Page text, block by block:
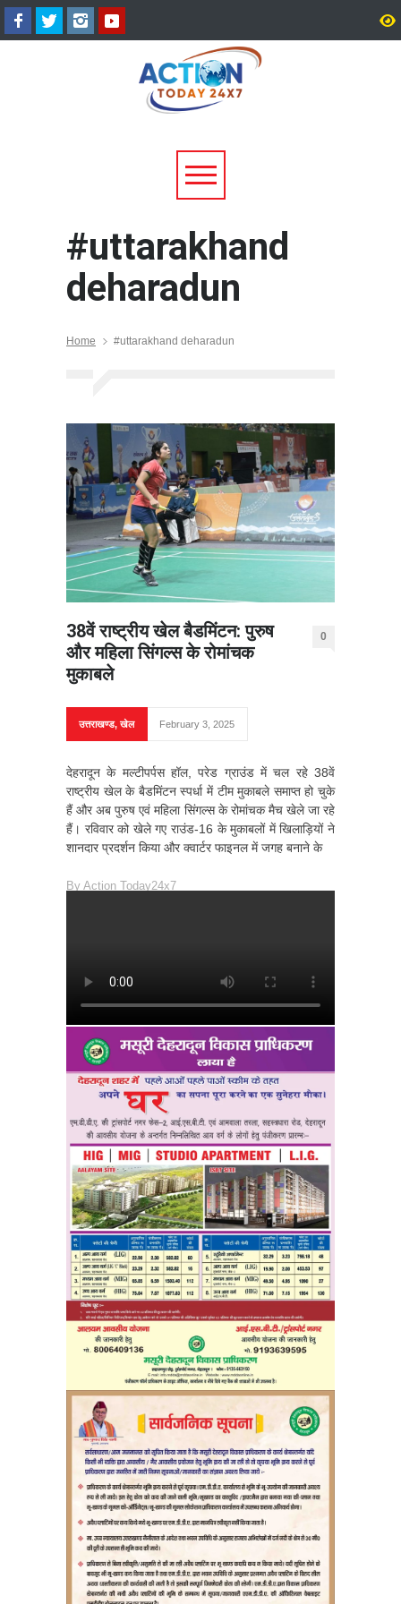
धराली आपदा की पहली बरसी: कल्प
केदार मंदिर के पुनर्निर्माण की तैयारी
शुरू, प्रभावितों के पुनर्वास को मिलेगी
#uttarakhand
deharadun
Home #uttarakhand deharadun
38वें राष्ट्रीय खेल बैडमिंटन: पुरुष
और महिला सिंगल्स के रोमांचक
मुकाबले
0
उत्तराखण्ड,खेल February 3, 2025
देहरादून के मल्टीपर्पस हॉल, परेड ग्राउंड में चल रहे 38वें
राष्ट्रीय खेल के बैडमिंटन स्पर्धा में टीम मुकाबले समाप्त हो चुके
हैं और अब पुरुष एवं महिला सिंगल्स के रोमांचक मैच खेले जा रहे
हैं। रविवार को खेले गए राउंड-16 के मुकाबलों में खिलाड़ियों ने
शानदार प्रदर्शन किया और क्वार्टर फाइनल में जगह बनाने के
By Action Today24x7